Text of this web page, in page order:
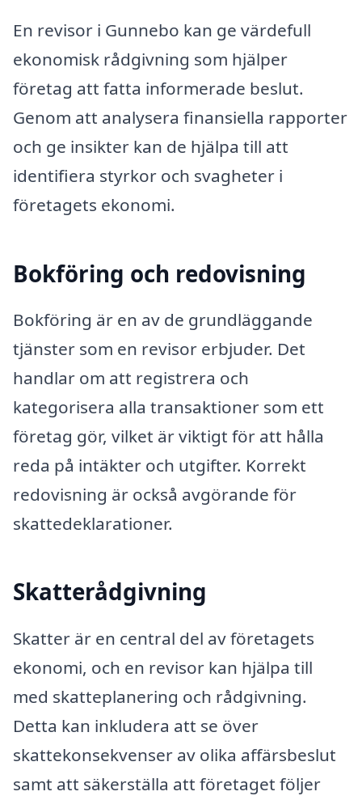
En revisor i Gunnebo kan ge värdefull
ekonomisk rådgivning som hjälper
företag att fatta informerade beslut.
Genom att analysera finansiella rapporter
och ge insikter kan de hjälpa till att
identifiera styrkor och svagheter i
företagets ekonomi.
Bokföring och redovisning
Bokföring är en av de grundläggande
tjänster som en revisor erbjuder. Det
handlar om att registrera och
kategorisera alla transaktioner som ett
företag gör, vilket är viktigt för att hålla
reda på intäkter och utgifter. Korrekt
redovisning är också avgörande för
skattedeklarationer.
Skatterådgivning
Skatter är en central del av företagets
ekonomi, och en revisor kan hjälpa till
med skatteplanering och rådgivning.
Detta kan inkludera att se över
skattekonsekvenser av olika affärsbeslut
samt att säkerställa att företaget följer